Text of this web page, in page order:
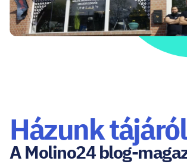
Házunk tájáról
A Molino24 blog-